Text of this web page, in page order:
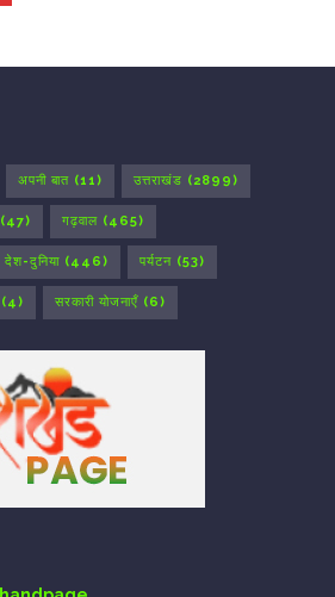
अपनी बात (11) उत्तराखंड (2899)
(47) गढ़वाल (465)
देश-दुनिया (446) पर्यटन (53)
(4) सरकारी योजनाएँ (6)